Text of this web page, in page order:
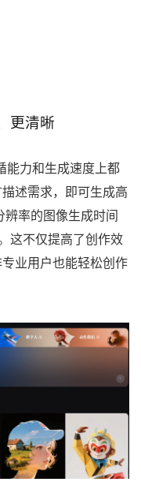
更清晰
能力和生成速度上都
述需求，即可生成高
率的图像生成时间
这不仅提高了创作效
业用户也能轻松创作